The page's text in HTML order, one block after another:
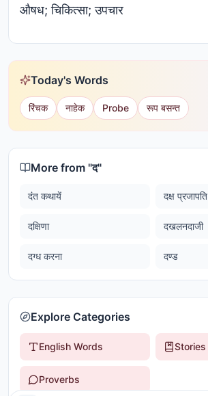
औषध; चिकित्सा; उपचार
Today's Words
रिंचक नाहेक Probe रूप बसन्त
More from "द"
दंत कथायें दक्ष प्रजापति
दक्षिणा दखलनदाजी
दग्ध करना दण्ड
Explore Categories
English Words Stories
Proverbs